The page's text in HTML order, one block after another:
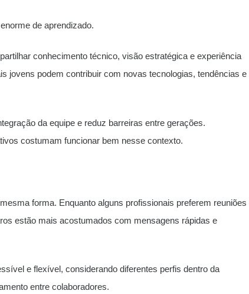
de aprendizado.
conhecimento técnico, visão estratégica e experiência
jovens podem contribuir com novas tecnologias, tendências e
da equipe e reduz barreiras entre gerações.
costumam funcionar bem nesse contexto.
forma. Enquanto alguns profissionais preferem reuniões
estão mais acostumados com mensagens rápidas e
e flexível, considerando diferentes perfis dentro da
entre colaboradores.